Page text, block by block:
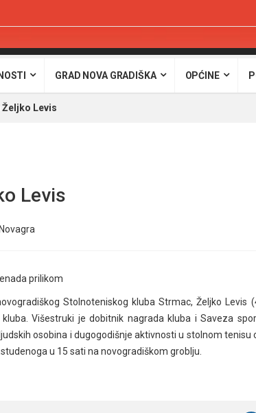
GRAD NOVA GRADIŠKA OPĆINE
Željko Levis
Levis
Novagra
prilikom
Stolnoteniskog kluba Strmac, Željko Levis
Višestruki je dobitnik nagrada kluba i Saveza
osobina i dugogodišnje aktivnosti u stolnom tenisu
u 15 sati na novogradiškom groblju.